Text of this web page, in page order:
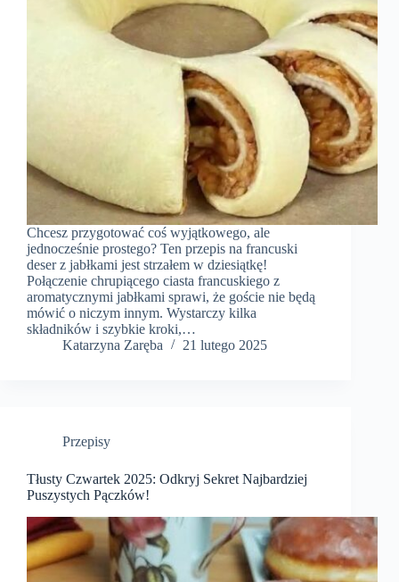
Chcesz przygotować coś wyjątkowego, ale
jednocześnie prostego? Ten przepis na francuski
deser z jabłkami jest strzałem w dziesiątkę!
Połączenie chrupiącego ciasta francuskiego z
aromatycznymi jabłkami sprawi, że goście nie będą
mówić o niczym innym. Wystarczy kilka
składników i szybkie kroki,…
Katarzyna Zaręba
21 lutego 2025
Przepisy
Tłusty Czwartek 2025: Odkryj Sekret Najbardziej
Puszystych Pączków!